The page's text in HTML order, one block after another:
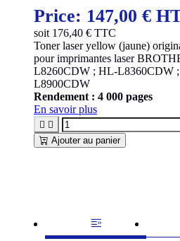
Price: 147,00 €
soit 176,40 € TTC
Toner laser yellow (jaune)
pour imprimantes laser
L8260CDW ; HL-L8360CDW
L8900CDW
Rendement : 4 000 pages
En savoir plus
 
Ajouter au panier